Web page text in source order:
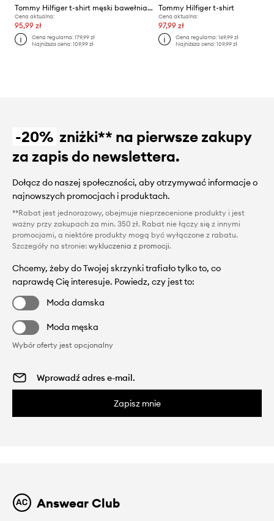
Tommy Hilfiger t-shirt męski bawełniany
Cena aktualna:
95,99 zł
Cena regularna:179,99 zł
Najniższa cena:109,99 zł
Tommy Hilfiger t-shirt
Cena aktualna:
97,99 zł
Cena regularna: 169,99 zł
Najniższa cena: 109,99 zł
-20% zniżki** na pierwsze zakupy
za zapis do newslettera.
Dołącz do naszej społeczności, aby otrzymywać informacje o
najnowszych promocjach i produktach.
**Rabat jest jednorazowy, obejmuje nieprzecenione produkty i jest
ważny przy zakupach za min. 350 zł. Rabat nie łączy się z innymi
promocjami, a niektóre produkty mogą być wyłączone z rabatu.
Szczegóły na stronie: wykluczenia z promocji.
Chcemy, żeby do Twojej skrzynki trafiało tylko to, co
naprawdę Cię interesuje. Powiedz, czy jest to:
Moda damska
Moda męska
Wybór oferty jest opcjonalny
Zapisz mnie
Answear Club